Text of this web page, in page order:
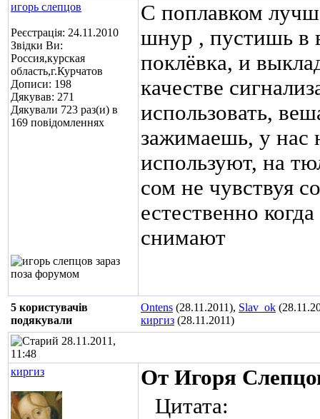
игорь слепцов
Реєстрація: 24.11.2010
Звідки Ви:
Россия,курская
область,г.Курчатов
Дописи: 198
Дякував: 271
Дякували 723 раз(и) в
169 повідомленнях
С поплавком
шнур , пустишь в
поклёвка, и
качестве
использовать,
зажимаешь, у нас
используют, на
сом не чувствуя
естественно
снимают
5 користувачів
подякували
Ontens (28.11.2011), Slav_ok
киргиз (28.11.2011)
28.11.2011,
11:48
киргиз
От Игоря
Цитата: